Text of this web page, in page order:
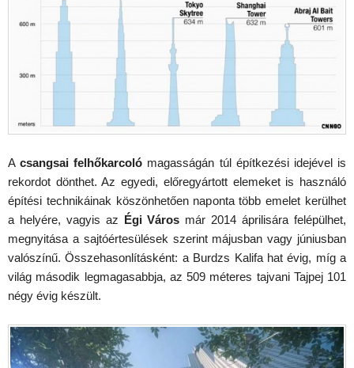
Acsangsai felhőkarcoló magasságán túl építkezési idejével is
rekordot dönthet. Az egyedi, előregyártott elemeket is használó
építési technikáinak köszönhetően naponta több emelet kerülhet
a helyére, vagyis az Égi Város már 2014 áprilisára felépülhet,
megnyitása a sajtóértesülések szerint májusban vagy júniusban
valószínű. Összehasonlításként: a Burdzs Kalifa hat évig, míg a
világ második legmagasabbja, az 509 méteres tajvani Tajpej 101
négy évig készült.